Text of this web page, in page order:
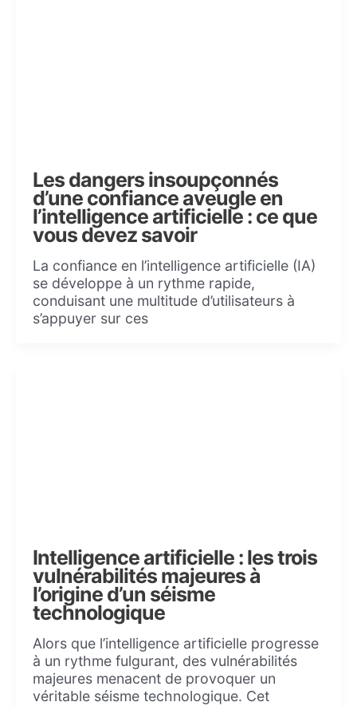
Les dangers insoupçonnés
d’une confiance aveugle en
l’intelligence artificielle : ce que
vous devez savoir
La confiance en l’intelligence artificielle (IA)
se développe à un rythme rapide,
conduisant une multitude d’utilisateurs à
s’appuyer sur ces
Intelligence artificielle : les trois
vulnérabilités majeures à
l’origine d’un séisme
technologique
Alors que l’intelligence artificielle progresse
à un rythme fulgurant, des vulnérabilités
majeures menacent de provoquer un
véritable séisme technologique. Cet